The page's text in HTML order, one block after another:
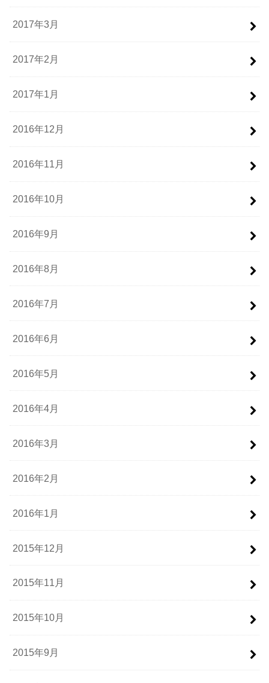
2017年3月
2017年2月
2017年1月
2016年12月
2016年11月
2016年10月
2016年9月
2016年8月
2016年7月
2016年6月
2016年5月
2016年4月
2016年3月
2016年2月
2016年1月
2015年12月
2015年11月
2015年10月
2015年9月